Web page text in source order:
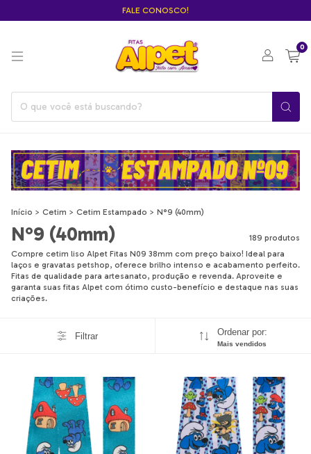
FALE CONOSCO!
0
Início > Cetim > Cetim Estampado > N°9 (40mm)
N°9 (40mm)
189 produtos
Compre cetim liso Alpet Fitas N09 38mm com preço baixo! Ideal para
laços e gravatas petshop, oferece brilho intenso e acabamento perfeito.
Fitas de qualidade para artesanato, produção e revenda. Aproveite e
garanta suas fitas Alpet com ótimo custo-benefício e destaque nas suas
criações.
Filtrar Ordenar por:
Mais vendidos